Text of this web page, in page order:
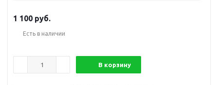
1 100 руб.
Есть в наличии
В корзину